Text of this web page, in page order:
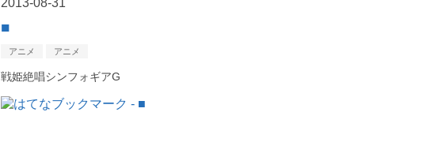
2013-08-31
■
アニメ アニメ
戦姫絶唱シンフォギアG